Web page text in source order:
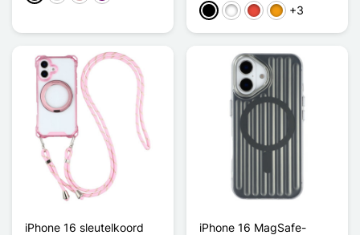
ZwartWit RoodOranje
+3
iPhone 16 sleutelkoord
iPhone 16 MagSafe-